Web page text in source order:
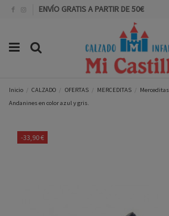
ENVÍO GRATIS A PARTIR DE 50€
Inicio CALZADO OFERTAS MERCEDITAS
Andanines en color azul y gris.
-33,90 €